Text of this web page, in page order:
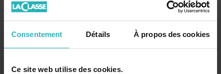
Consentement Détails À propos des cookies
Ce site web utilise des cookies.
Graphisme, Vers le
Cahiers) - MS - IO
Graphismes en
Outils pour